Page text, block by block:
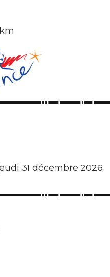
31 décembre 2026